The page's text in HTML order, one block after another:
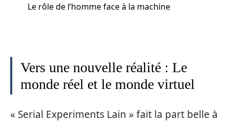
Le rôle de l’homme face à la machine
Vers une nouvelle réalité : Le
monde réel et le monde virtuel
« Serial Experiments Lain » fait la part belle à